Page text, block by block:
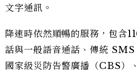
文字通訊。
降速時依然順暢的服務，包含
話與一般語音通話、傳統 SMS
國家級災防告警廣播（CBS）